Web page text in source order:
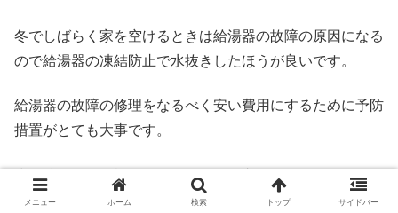
冬でしばらく家を空けるときは給湯器の故障の原因になる
ので給湯器の凍結防止で水抜きしたほうが良いです。
給湯器の故障の修理をなるべく安い費用にするために予防
措置がとても大事です。
少し時間的に余裕があるなら給湯器交換でホームセンター
で下調べするのもおすすめです。
メニュー ホーム 検索 トップ サイドバー